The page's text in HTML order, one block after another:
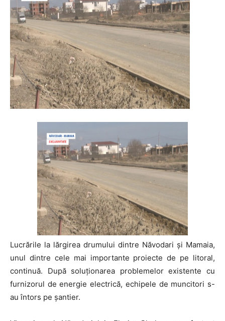
Lucrările la lărgirea drumului dintre Năvodari și Mamaia,
unul dintre cele mai importante proiecte de pe litoral,
continuă. După soluționarea problemelor existente cu
furnizorul de energie electrică, echipele de muncitori s-
au întors pe șantier.